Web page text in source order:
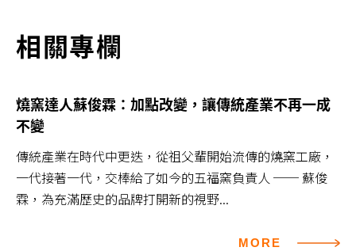
相關專欄
燒窯達人蘇俊霖：加點改變，讓傳統產業不再一成
不變
傳統產業在時代中更迭，從祖父輩開始流傳的燒窯工廠，
一代接著一代，交棒給了如今的五福窯負責人 ── 蘇俊
霖，為充滿歷史的品牌打開新的視野...
MORE